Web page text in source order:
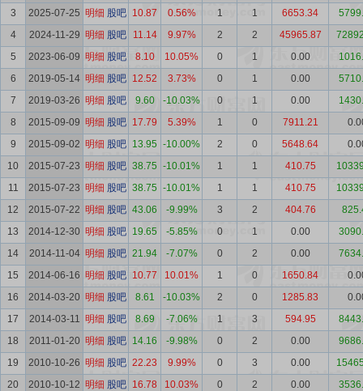
3
2025-07-25 明细 股吧 10.87 0.56% 1 1 6653.34
4
2024-11-29 明细 股吧 11.14 9.97% 2 2 45965.87
5
2023-06-09 明细 股吧 8.10 10.05% 0 1 0.00
6
2019-05-14 明细 股吧 12.52 3.73% 0 1 0.00
7
2019-03-26 明细 股吧 9.60 -10.03% 0 1 0.00
8
2015-09-09 明细 股吧 17.79 5.39% 1 0 7911.21
9
2015-09-02 明细 股吧 13.95 -10.00% 2 0 5648.64
10
2015-07-23 明细 股吧 38.75 -10.01% 1 1 410.75
11
2015-07-23 明细 股吧 38.75 -10.01% 1 1 410.75
12
2015-07-22 明细 股吧 43.06 -9.99% 3 2 404.76
13
2014-12-30 明细 股吧 19.65 -5.85% 0 1 0.00
14
2014-11-04 明细 股吧 21.94 -7.07% 0 2 0.00
15
2014-06-16 明细 股吧 10.77 10.01% 1 0 1650.84
16
2014-03-20 明细 股吧 8.61 -10.03% 2 0 1285.83
17
2014-03-11 明细 股吧 8.69 -7.06% 1 3 594.95
18
2011-01-20 明细 股吧 14.16 -9.98% 0 2 0.00
19
2010-10-26 明细 股吧 22.23 9.99% 0 3 0.00
20
2010-10-12 明细 股吧 16.78 10.03% 0 2 0.00